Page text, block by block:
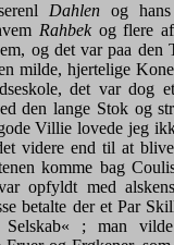
Dahlenog
Rahbek og flere
og det var paa den
milde, hjertelige
det var dog
den lange Stok og
Villie lovede jeg
videre end til at
komme bag
opfyldt med
betalte der et Par
Selskab« ; man